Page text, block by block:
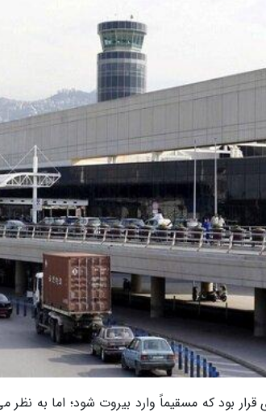
قرار بود که مسقیماً وارد بیروت شود؛ اما به